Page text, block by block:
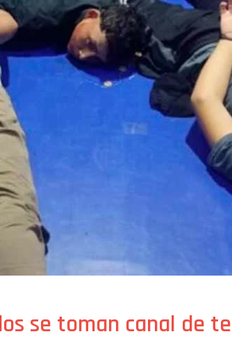
se toman canal de